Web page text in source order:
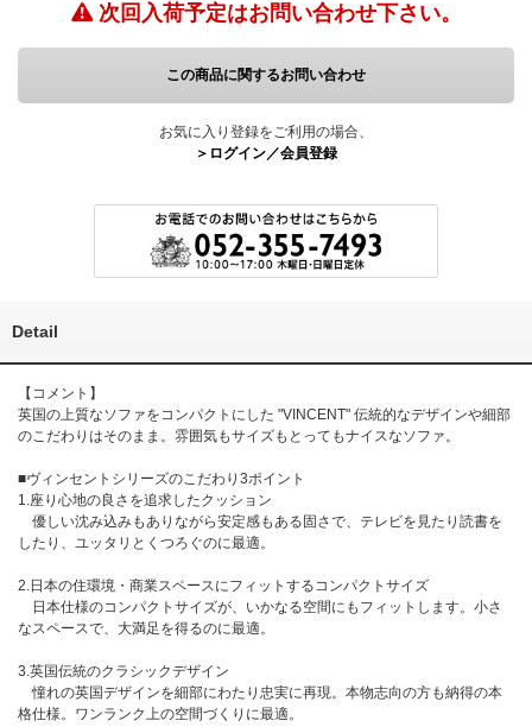
次回入荷予定はお問い合わせ下さい。
この商品に関するお問い合わせ
お気に入り登録をご利用の場合、
＞ログイン／会員登録
Detail
【コメント】
英国の上質なソファをコンパクトにした "VINCENT" 伝統的なデザインや細部
のこだわりはそのまま。雰囲気もサイズもとってもナイスなソファ。
■ヴィンセントシリーズのこだわり3ポイント
1.座り心地の良さを追求したクッション
優しい沈み込みもありながら安定感もある固さで、テレビを見たり読書を
したり、ユッタリとくつろぐのに最適。
2.日本の住環境・商業スペースにフィットするコンパクトサイズ
日本仕様のコンパクトサイズが、いかなる空間にもフィットします。小さ
なスペースで、大満足を得るのに最適。
3.英国伝統のクラシックデザイン
憧れの英国デザインを細部にわたり忠実に再現。本物志向の方も納得の本
格仕様。ワンランク上の空間づくりに最適。